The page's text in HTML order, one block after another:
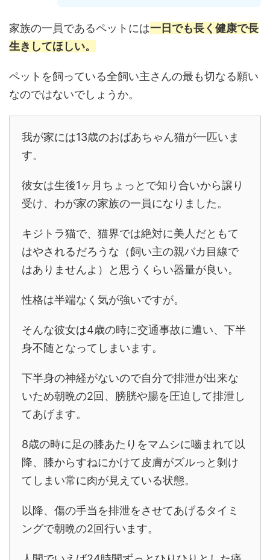
家族の一員であるペットには一日でも長く健康で長
生きしてほしい。
ペットを飼っている全飼い主さんの最も切なる願い
なのではないでしょうか。
我が家には13歳のおばあちゃん猫が一匹いま
す。
彼女は生後1ヶ月ちょっとで知り合いから譲り
受け、わが家の家族の一員になりました。
キジトラ猫で、猫界では絶対に美人だともて
はやされるだろうな（飼い主の親バカ目線で
はありませんよ）と思うくらい器量が良い。
性格は半端なく気が強いですが。
そんな彼女は4歳の時に交通事故に遭い、下半
身不随となってしまいます。
下半身の神経がないので自分で排泄が出来な
いため朝晩の2回、膀胱や腸を圧迫して排泄し
てあげます。
8歳の時に足の膝あたりをマムシに嚙まれて以
降、膝からすねにかけて皮膚がズルっと剝け
てしまい常に肉が見えている状態。
以降、傷の手当を排泄をさせてあげるタイミ
ングで朝晩の2回行います。